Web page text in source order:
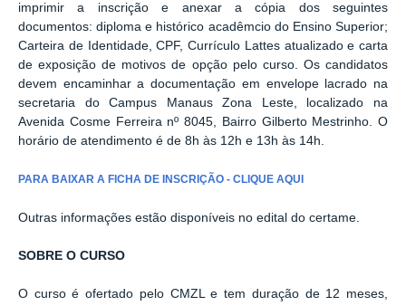
imprimir a inscrição e anexar a cópia dos seguintes
documentos: diploma e histórico acadêmcio do Ensino Superior;
Carteira de Identidade, CPF, Currículo Lattes atualizado e carta
de exposição de motivos de opção pelo curso. Os candidatos
devem encaminhar a documentação em envelope lacrado na
secretaria do Campus Manaus Zona Leste, localizado na
Avenida Cosme Ferreira nº 8045, Bairro Gilberto Mestrinho. O
horário de atendimento é de 8h às 12h e 13h às 14h.
PARA BAIXAR A FICHA DE INSCRIÇÃO - CLIQUE AQUI
Outras informações estão disponíveis no edital do certame.
SOBRE O CURSO
O curso é ofertado pelo CMZL e tem duração de 12 meses,